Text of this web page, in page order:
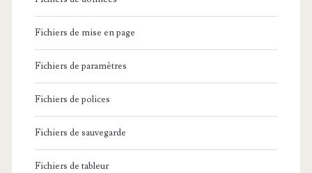
Fichiers de mise en page
Fichiers de paramètres
Fichiers de polices
Fichiers de sauvegarde
Fichiers de tableur